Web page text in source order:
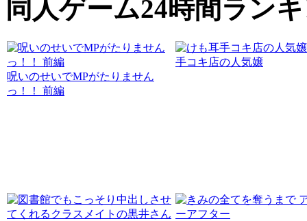
同人ゲーム24時間ラン
呪いのせいでMPがたりません
っ！！ 前編
手コキ店の人気嬢